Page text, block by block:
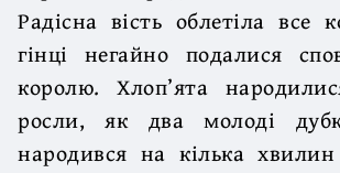
Радісна вість облетіла все
гінці негайно подалися
королю. Хлоп’ята
росли, як два молоді
народився на кілька